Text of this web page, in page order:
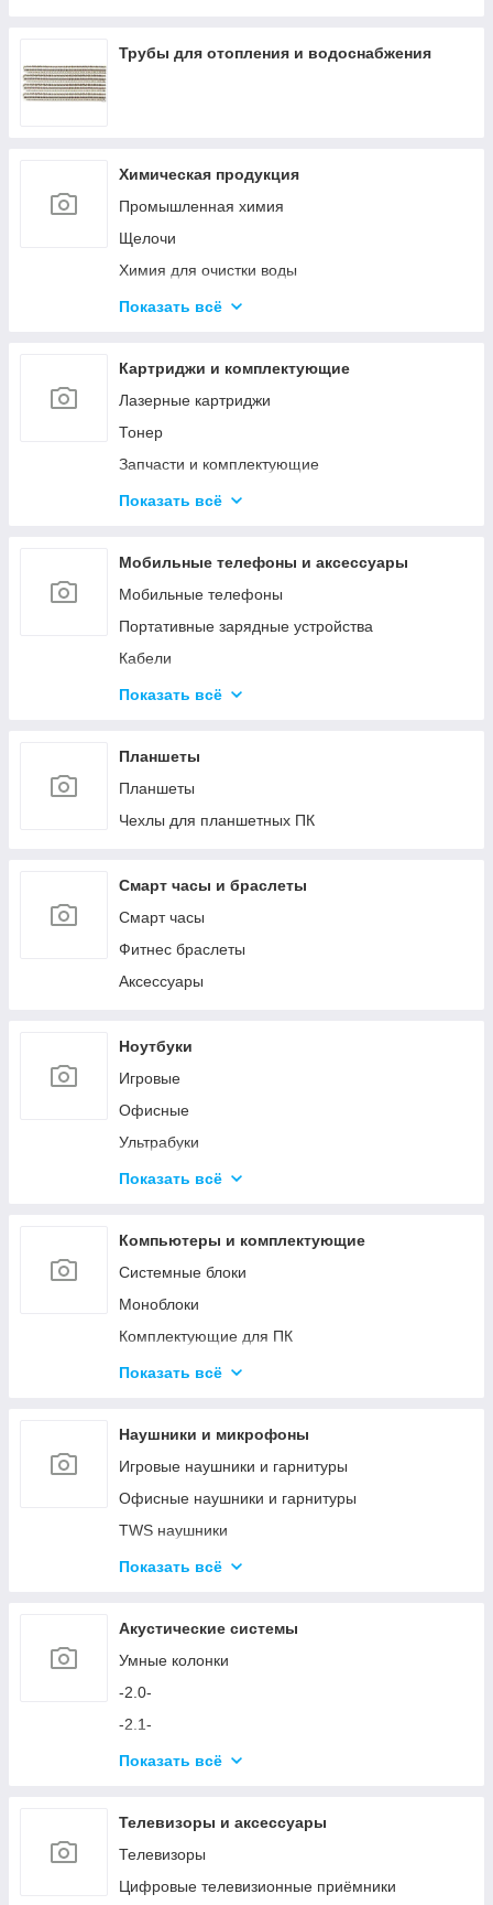
Низковольтное оборудование
Трубы для отопления и водоснабжения
Химическая продукция
Промышленная химия
Щелочи
Химия для очистки воды
Материалы для бурения и эксплуатации
Гипохлориты
Материалы для производства газобетона и
пенобетона
Ёмкости
Показать всё
Картриджи и комплектующие
Лазерные картриджи
Тонер
Запчасти и комплектующие
Средства для обслуживания КМА
Показать всё
Мобильные телефоны и аксессуары
Мобильные телефоны
Портативные зарядные устройства
Кабели
Зарядные устройства
Чехлы
Прочее
Показать всё
Планшеты
Планшеты
Чехлы для планшетных ПК
Смарт часы и браслеты
Смарт часы
Фитнес браслеты
Аксессуары
Ноутбуки
Игровые
Офисные
Ультрабуки
Для дизайна и творчества
Аксессуары для ноутбуков
Показать всё
Компьютеры и комплектующие
Системные блоки
Моноблоки
Комплектующие для ПК
Программное обеспечение
Вентиляторы охлаждения
Мониторы и аксессуары
Аксессуары для ПК
Устройства ввода и аксессуары
Игровые кресла
Игровые устройства
Симуляторы и аксессуары
Показать всё
Наушники и микрофоны
Игровые наушники и гарнитуры
Офисные наушники и гарнитуры
TWS наушники
Микрофоны
Показать всё
Акустические системы
Умные колонки
-2.0-
-2.1-
Акустика с технологией Bluetooth
Показать всё
Телевизоры и аксессуары
Телевизоры
Цифровые телевизионные приёмники